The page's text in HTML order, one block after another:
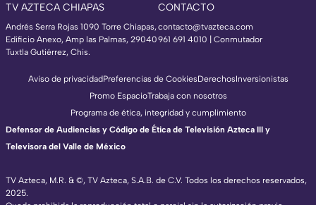
TV AZTECA CHIAPAS
Andrés Serra Rojas 1090 Torre Chiapas,
Edificio Anexo, Amp las Palmas, 29040
Tuxtla Gutiérrez, Chis.
CONTACTO
contacto@tvazteca.com
961 691 4010 | Conmutador
TV Azteca, M.R. & ©, TV Azteca, S.A.B. de C.V. Todos los derechos reservados,
2025.
Aviso de privacidadPreferencias de CookiesDerechosInversionistas
Promo EspacioTrabaja con nosotros
Programa de ética, integridad y cumplimiento
Defensor de Audiencias y Código de Ética de Televisión Azteca III y
Televisora del Valle de México